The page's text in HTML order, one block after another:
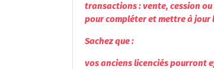
transactions : vente, cession
pour compléter et mettre à
Sachez que :
vos anciens licenciés pourront